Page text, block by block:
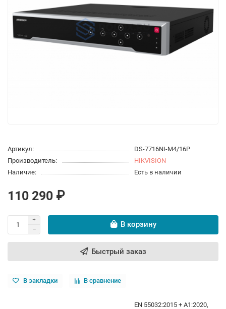
Артикул:
DS-7716NI-M4/16P
Производитель:
HIKVISION
Наличие:
Есть в наличии
110 290 ₽
В корзину
Быстрый заказ
В закладки В сравнение
EN 55032:2015 + A1:2020,